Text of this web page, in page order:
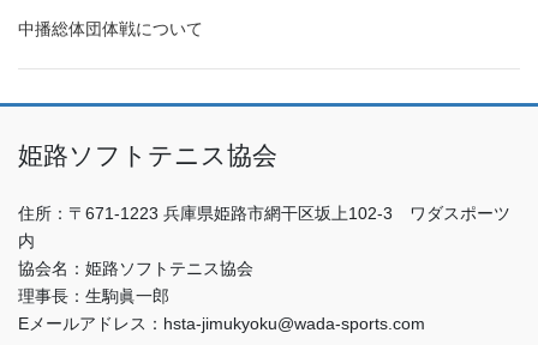
中播総体団体戦について
姫路ソフトテニス協会
住所：〒671-1223 兵庫県姫路市網干区坂上102-3 ワダスポーツ
内
協会名：姫路ソフトテニス協会
理事長：生駒眞一郎
Eメールアドレス：hsta-jimukyoku@wada-sports.com